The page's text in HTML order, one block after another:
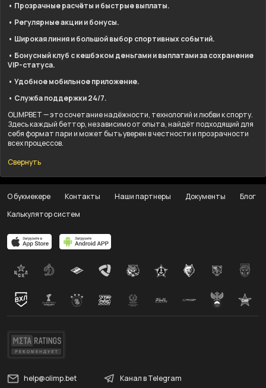
• Прозрачные расчёты и быстрые выплаты.
• Регулярные акции и бонусы.
• Широкая линия и большой выбор спортивных событий.
• Бонусный клуб с кешбэком деньгами и выплатами за сохранение
VIP-статуса.
• Удобное мобильное приложение.
• Служба поддержки 24/7.
OLIMPBET — это сочетание надёжности, технологий и любви к спорту.
Здесь каждый беттор, независимо от опыта, найдёт подходящий для
себя формат пари и может быть уверен в честности и прозрачности
всех процессов.
Свернуть
О букмекере Контакты Наши партнеры Документы
Блог
Калькулятор систем
help@olimp.bet Канал в Telegram